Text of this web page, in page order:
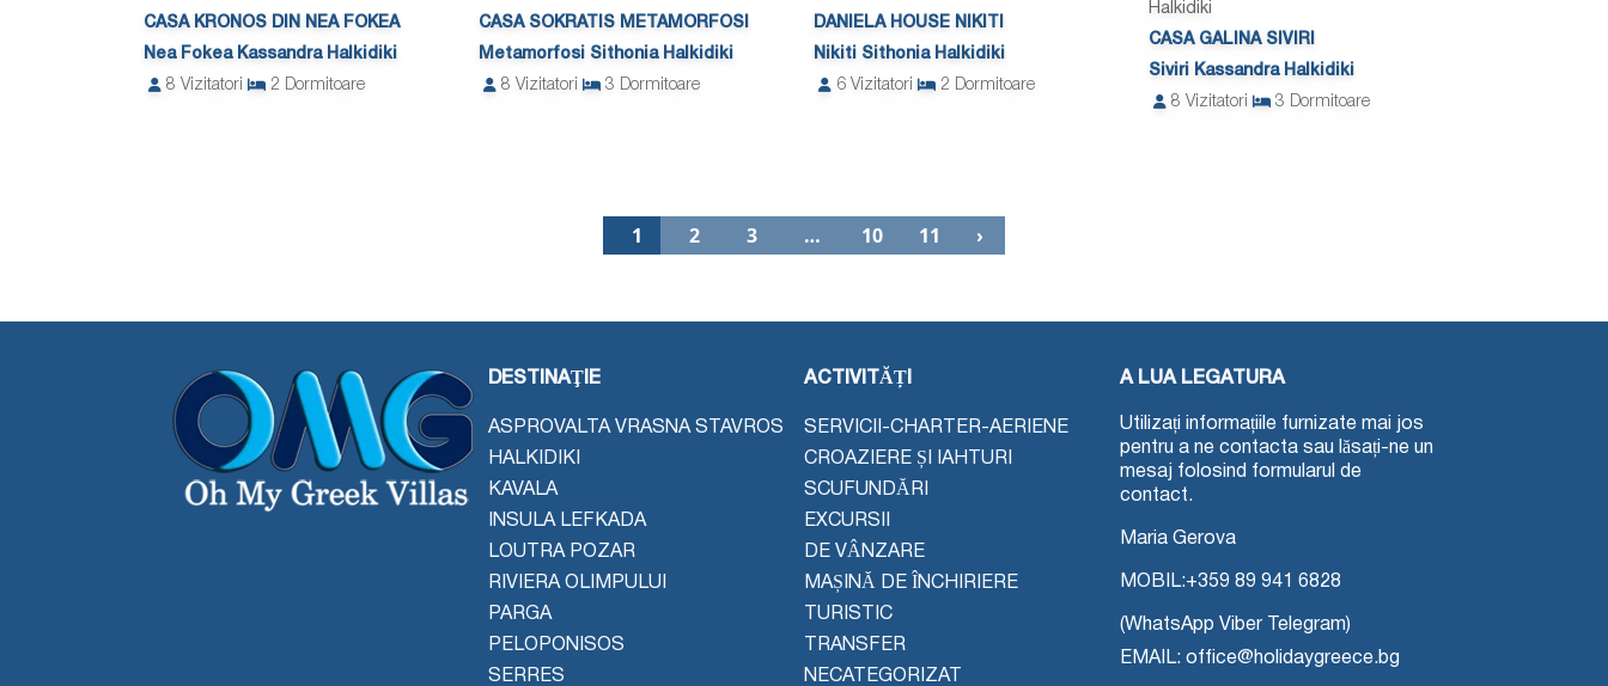
CASA KRONOS DIN NEA FOKEA
Nea Fokea Kassandra Halkidiki
8 Vizitatori 2 Dormitoare
CASA SOKRATIS METAMORFOSI
Metamorfosi Sithonia Halkidiki
8 Vizitatori 3 Dormitoare
DANIELA HOUSE NIKITI
Nikiti Sithonia Halkidiki
6 Vizitatori 2 Dormitoare
Halkidiki
CASA GALINA SIVIRI
Siviri Kassandra Halkidiki
8 Vizitatori 3 Dormitoare
1 2 3 … 10 11 ›
DESTINAŢIE
ASPROVALTA VRASNA STAVROS
HALKIDIKI
KAVALA
INSULA LEFKADA
LOUTRA POZAR
RIVIERA OLIMPULUI
PARGA
PELOPONISOS
SERRES
ACTIVITĂȚI
SERVICII-CHARTER-AERIENE
CROAZIERE ȘI IAHTURI
SCUFUNDĂRI
EXCURSII
DE VÂNZARE
MAȘINĂ DE ÎNCHIRIERE
TURISTIC
TRANSFER
NECATEGORIZAT
A LUA LEGATURA
Utilizați informațiile furnizate mai jos
pentru a ne contacta sau lăsați-ne un
mesaj folosind formularul de
contact.
Maria Gerova
MOBIL:+359 89 941 6828
(WhatsApp Viber Telegram)
EMAIL: office@holidaygreece.bg